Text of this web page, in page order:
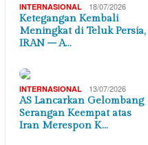
INTERNASIONAL 18/07/2026
Ketegangan Kembali
Meningkat di Teluk Persia,
IRAN – A…
INTERNASIONAL 13/07/2026
AS Lancarkan Gelombang
Serangan Keempat atas
Iran Merespon K…